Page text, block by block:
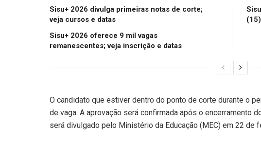
Sisu+ 2026 divulga primeiras notas de corte;
veja cursos e datas
Sisu+ 2026 oferece 9 mil vagas
remanescentes; veja inscrição e datas
(15)
O candidato que estiver dentro do ponto de corte durante o
de vaga. A aprovação será confirmada após o encerramento
será divulgado pelo Ministério da Educação (MEC) em 22 de